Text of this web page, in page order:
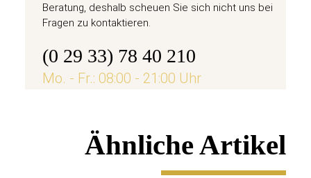
Beratung, deshalb scheuen Sie sich nicht uns bei
Fragen zu kontaktieren.
(0 29 33) 78 40 210
Mo. - Fr.: 08:00 - 21:00 Uhr
Ähnliche Artikel